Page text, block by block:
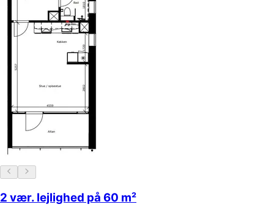
2 vær. lejlighed på 60 m²